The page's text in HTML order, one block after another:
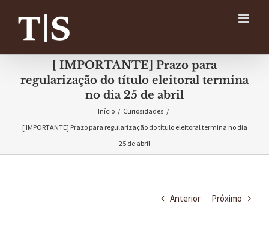
conteúdo
[ IMPORTANTE] Prazo para
regularização do título eleitoral termina
no dia 25 de abril
Início / Curiosidades /
[ IMPORTANTE] Prazo para regularização do título eleitoral termina no dia
25 de abril
Anterior Próximo